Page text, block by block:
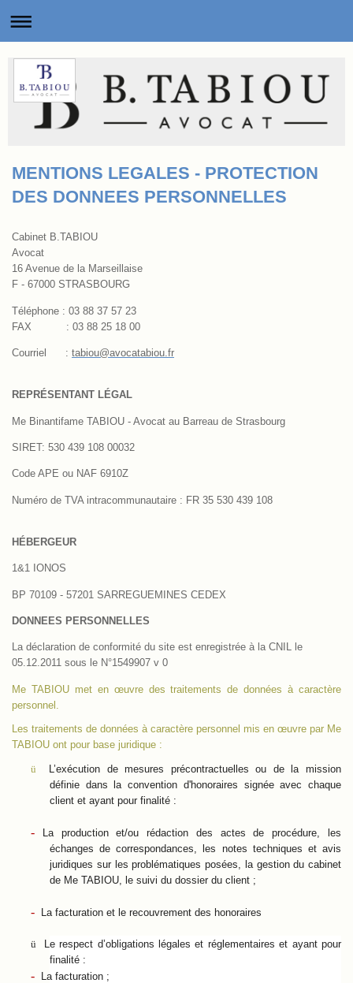
MENTIONS LEGALES - PROTECTION
DES DONNEES PERSONNELLES
Cabinet B.TABIOU
Avocat
16 Avenue de la Marseillaise
F - 67000 STRASBOURG
Téléphone : 03 88 37 57 23
FAX : 03 88 25 18 00
Courriel : tabiou@avocatabiou.fr
REPRÉSENTANT LÉGAL
Me Binantifame TABIOU - Avocat au Barreau de Strasbourg
SIRET: 530 439 108 00032
Code APE ou NAF 6910Z
Numéro de TVA intracommunautaire : FR 35 530 439 108
HÉBERGEUR
1&1 IONOS
BP 70109 - 57201 SARREGUEMINES CEDEX
DONNEES PERSONNELLES
La déclaration de conformité du site est enregistrée à la CNIL le
05.12.2011 sous le N°1549907 v 0
Me TABIOU met en œuvre des traitements de données à caractère
personnel.
Les traitements de données à caractère personnel mis en œuvre par Me
TABIOU ont pour base juridique :
ü
L’exécution de mesures précontractuelles ou de la mission
définie dans la convention d'honoraires signée avec chaque
client et ayant pour finalité :
- La production et/ou rédaction des actes de procédure, les
échanges de correspondances, les notes techniques et avis
juridiques sur les problématiques posées, la gestion du cabinet
de Me TABIOU, le suivi du dossier du client ;
- La facturation et le recouvrement des honoraires
ü
Le respect d’obligations légales et réglementaires et ayant pour
finalité :
- La facturation ;